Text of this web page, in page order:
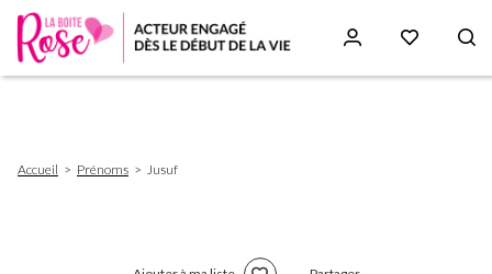
d'Ariane
Accueil Prénoms Jusuf